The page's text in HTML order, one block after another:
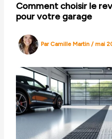
Comment choisir le
pour votre garage
ParCamille Martin/mai